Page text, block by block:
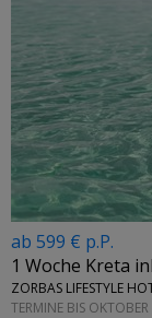
ab 599 € p.P.
1 Woche Kreta
ZORBAS LIFESTYLE
TERMINE BIS